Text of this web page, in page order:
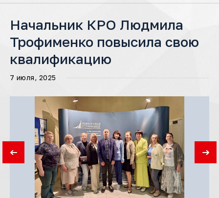
Начальник КРО Людмила
Трофименко повысила свою
квалификацию
7 июля, 2025